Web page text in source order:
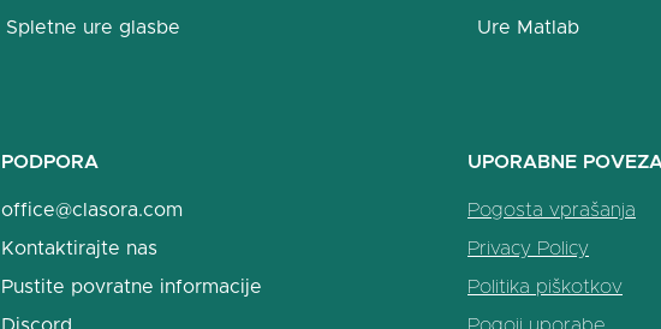
Spletne ure glasbe
Ure Matlab
PODPORA
office@clasora.com
Kontaktirajte nas
Pustite povratne informacije
UPORABNE
Pogosta vprašanja
Privacy Policy
Politika piškotkov